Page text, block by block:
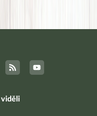
viděli